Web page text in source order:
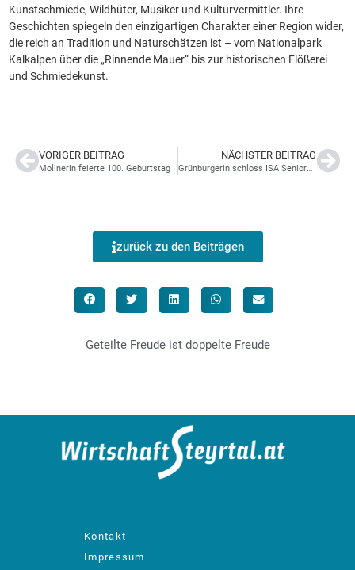
Kunstschmiede, Wildhüter, Musiker und Kulturvermittler. Ihre
Geschichten spiegeln den einzigartigen Charakter einer Region wider,
die reich an Tradition und Naturschätzen ist – vom Nationalpark
Kalkalpen über die „Rinnende Mauer“ bis zur historischen Flößerei
und Schmiedekunst.
VORIGER BEITRAG
Mollnerin feierte 100. Geburtstag
NÄCHSTER BEITRAG
Grünburgerin schloss ISA Senioren Uni erfolgreich ab
zurück zu den Beiträgen
Geteilte Freude ist doppelte Freude
Kontakt
Impressum